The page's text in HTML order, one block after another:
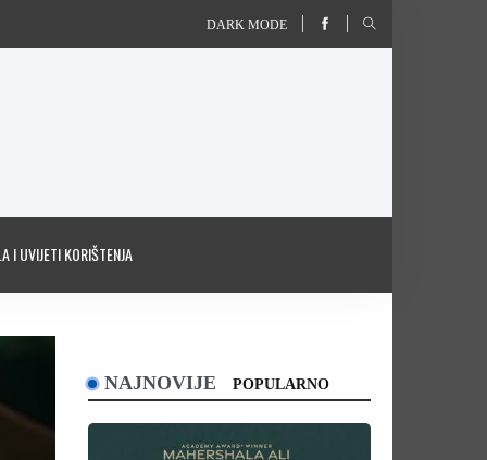
DARK MODE
I UVIJETI KORIŠTENJA
NAJNOVIJE POPULARNO